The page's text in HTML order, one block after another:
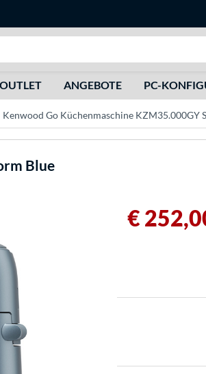
OUTLET ANGEBOTE PC-
Kenwood Go Küchenmaschine KZM35.000GY
Blue
€